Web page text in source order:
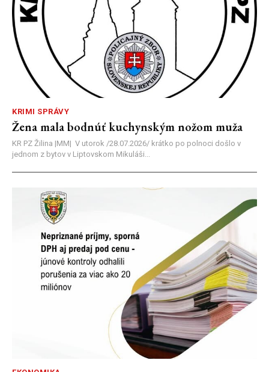
KRIMI SPRÁVY
Žena mala bodnúť kuchynským nožom muža
KR PZ Žilina |MM| V utorok /28.07.2026/ krátko po polnoci došlo v
jednom z bytov v Liptovskom Mikuláši...